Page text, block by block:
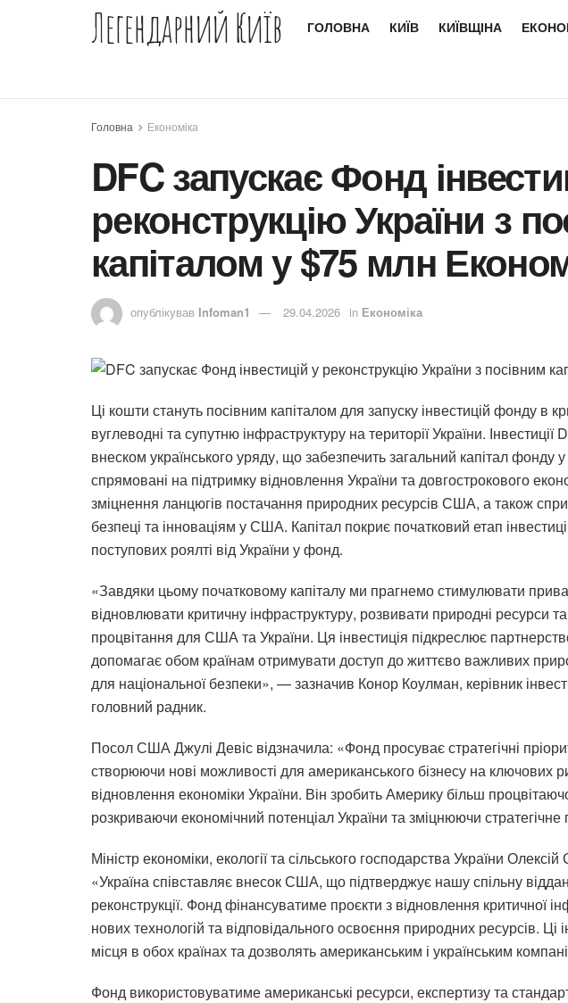
Легендарний Київ ГОЛОВНА КИЇВ КИЇВЩІНА
Головна Економіка
DFC запускає Фонд
реконструкцію України з
капіталом у $75 млн
опублікував Infoman1 29.04.2026 in Економіка
Ці кошти стануть посівним капіталом для запуску інвестицій фонду в
вуглеводні та супутню інфраструктуру на території України. Інвестиції
внеском українського уряду, що забезпечить загальний капітал фонду
спрямовані на підтримку відновлення України та довгострокового
зміцнення ланцюгів постачання природних ресурсів США, а також
безпеці та інноваціям у США. Капітал покриє початковий етап
поступових роялті від України у фонд.
«Завдяки цьому початковому капіталу ми прагнемо стимулювати
відновлювати критичну інфраструктуру, розвивати природні ресурси
процвітання для США та України. Ця інвестиція підкреслює
допомагає обом країнам отримувати доступ до життєво важливих
для національної безпеки», — зазначив Конор Коулман, керівник
головний радник.
Посол США Джулі Девіс відзначила: «Фонд просуває стратегічні
створюючи нові можливості для американського бізнесу на ключових
відновлення економіки України. Він зробить Америку більш
розкриваючи економічний потенціал України та зміцнюючи стратегічне
Міністр економіки, екології та сільського господарства України
«Україна співставляє внесок США, що підтверджує нашу спільну
реконструкції. Фонд фінансуватиме проєкти з відновлення критичної
нових технологій та відповідального освоєння природних ресурсів. Ці
місця в обох країнах та дозволять американським і українським
Фонд використовуватиме американські ресурси, експертизу та